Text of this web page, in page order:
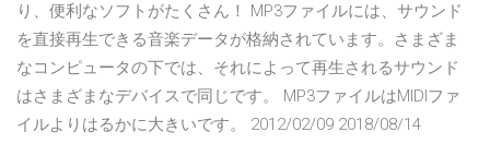
り、便利なソフトがたくさん！ MP3ファイルには、サウンド
を直接再生できる音楽データが格納されています。さまざま
なコンピュータの下では、それによって再生されるサウンド
はさまざまなデバイスで同じです。 MP3ファイルはMIDIファ
イルよりはるかに大きいです。 2012/02/09 2018/08/14